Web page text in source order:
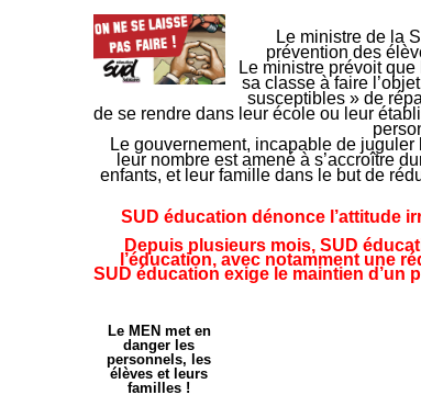
Le ministre de la
prévention des
Le ministre prévoit
sa classe à faire
susceptibles » de
de se rendre dans leur école ou leur
Le gouvernement, incapable de
leur nombre est amené à s’accroître
enfants, et leur famille dans le but de
SUD éducation dénonce l’attitude
Depuis plusieurs mois, SUD
l’éducation, avec notamment une
SUD éducation exige le maintien
Le MEN met en
danger les
personnels, les
élèves et leurs
familles !